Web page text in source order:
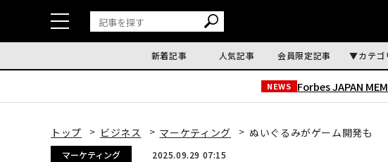
新着記事 人気記事 会員限定記事 カテゴ
NEWS Forbes JAPAN
トップ ビジネス マーケティング ぬいぐるみがゲーム開発も
マーケティング 2025.09.29 07:15